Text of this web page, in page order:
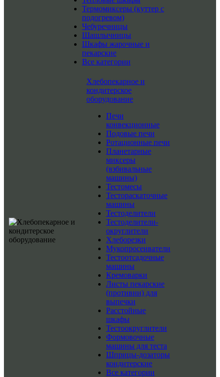
Термомиксеры (куттер с
подогревом)
Чебуречницы
Шашлычницы
Шкафы жарочные и
пекарские
Все категории
Хлебопекарное и
кондитерское
оборудование
Печи
конвекционные
Подовые печи
Ротационные печи
Планетарные
миксеры
(взбивальные
машины)
Тестомесы
Тестораскаточные
машины
Тестоделители
Тестоделители-
округлители
Хлеборезки
Мукопросеиватели
Тестоотсадочные
машины
Кремоварки
Листы пекарские
(противни) для
выпечки
Расстойные
шкафы
Тестоокруглители
Формовочные
машины для теста
Шприцы-дозаторы
кондитерские
Все категории